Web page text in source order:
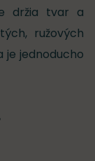
držia tvar a
ružových
je jednoducho